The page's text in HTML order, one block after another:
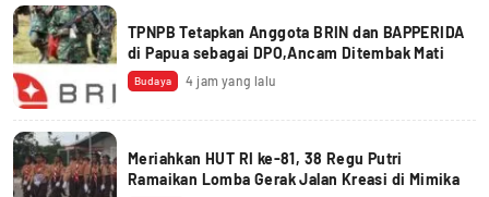
TPNPB Tetapkan Anggota BRIN dan BAPPERIDA
di Papua sebagai DPO,Ancam Ditembak Mati
Budaya 4 jam yang lalu
Meriahkan HUT RI ke-81, 38 Regu Putri
Ramaikan Lomba Gerak Jalan Kreasi di Mimika